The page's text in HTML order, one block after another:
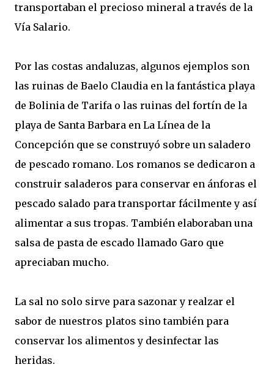
transportaban el precioso mineral a través de la
Vía Salario.
Por las costas andaluzas, algunos ejemplos son
las ruinas de Baelo Claudia en la fantástica playa
de Bolinia de Tarifa o las ruinas del fortín de la
playa de Santa Barbara en La Línea de la
Concepción que se construyó sobre un saladero
de pescado romano. Los romanos se dedicaron a
construir saladeros para conservar en ánforas el
pescado salado para transportar fácilmente y así
alimentar a sus tropas. También elaboraban una
salsa de pasta de escado llamado Garo que
apreciaban mucho.
La sal no solo sirve para sazonar y realzar el
sabor de nuestros platos sino también para
conservar los alimentos y desinfectar las
heridas.